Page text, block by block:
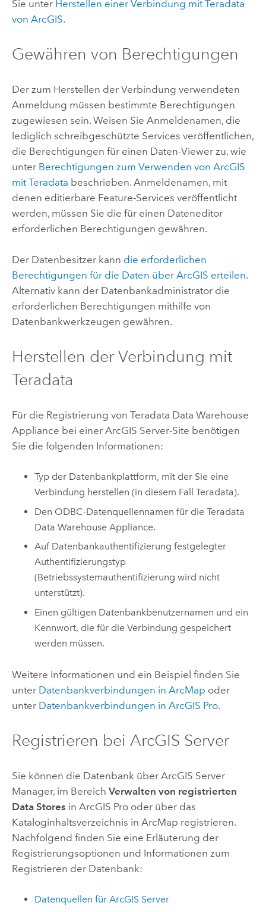
Sie unter Herstellen einer Verbindung mitTeradata
von ArcGIS.
Gewähren von Berechtigungen
Der zum Herstellen der Verbindung verwendeten
Anmeldung müssen bestimmte Berechtigungen
zugewiesen sein. Weisen Sie Anmeldenamen, die
lediglich schreibgeschützte Services veröffentlichen,
die Berechtigungen für einen Daten-Viewer zu, wie
unter Berechtigungen zum Verwenden von ArcGIS
mitTeradata beschrieben. Anmeldenamen, mit
denen editierbare Feature-Services veröffentlicht
werden, müssen Sie die für einen Dateneditor
erforderlichen Berechtigungen gewähren.
Der Datenbesitzer kann die erforderlichen
Berechtigungen für die Daten über ArcGIS erteilen.
Alternativ kann der Datenbankadministrator die
erforderlichen Berechtigungen mithilfe von
Datenbankwerkzeugen gewähren.
Herstellen der Verbindung mit
Teradata
Für die Registrierung von Teradata Data Warehouse
Appliance bei einer ArcGIS Server-Site benötigen
Sie die folgenden Informationen:
Typ der Datenbankplattform, mit der Sie eine
Verbindung herstellen (in diesem FallTeradata).
Den ODBC-Datenquellennamen für dieTeradata
Data Warehouse Appliance.
Auf Datenbankauthentifizierung festgelegter
Authentifizierungstyp
(Betriebssystemauthentifizierung wird nicht
unterstützt).
Einen gültigen Datenbankbenutzernamen und ein
Kennwort, die für die Verbindung gespeichert
werden müssen.
Weitere Informationen und ein Beispiel finden Sie
unter Datenbankverbindungen in ArcMap oder
unter Datenbankverbindungen in ArcGIS Pro.
Registrieren bei ArcGIS Server
Sie können die Datenbank über ArcGIS Server
Manager, im Bereich Verwalten von registrierten
Data Stores in ArcGIS Prooder über das
Kataloginhaltsverzeichnis in ArcMap registrieren.
Nachfolgend finden Sie eine Erläuterung der
Registrierungsoptionen und Informationen zum
Registrieren der Datenbank:
Datenquellen fürArcGIS Server